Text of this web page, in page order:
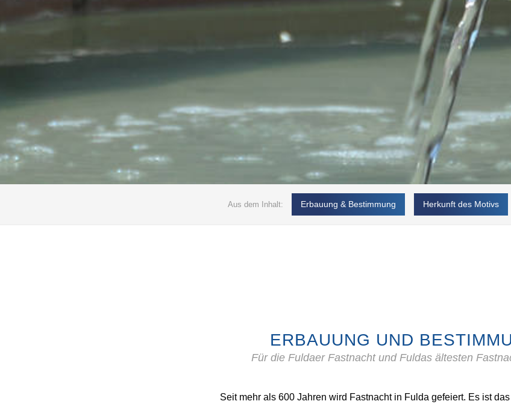
Erbauung & Bestimmung Herkunft des Motivs
ERBAUUNG UND
Für die Fuldaer Fastnacht und Fuldas ältesten
Seit mehr als 600 Jahren wird Fastnacht in Fulda gefeiert. Es ist